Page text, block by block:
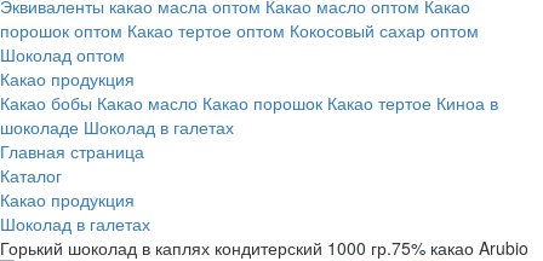
Эквиваленты какао масла оптом Какао масло оптом Какао
порошок оптом Какао тертое оптом Кокосовый сахар оптом
Шоколад оптом
Какао продукция
Какао бобы Какао масло Какао порошок Какао тертое Киноа в
шоколаде Шоколад в галетах
Главная страница
Каталог
Какао продукция
Шоколад в галетах
Горький шоколад в каплях кондитерский 1000 гр.75% какао Arubio